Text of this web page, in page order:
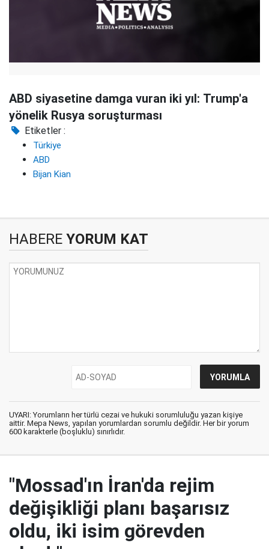
ABD siyasetine damga vuran iki yıl: Trump'a
yönelik Rusya soruşturması
Etiketler :
Türkiye
ABD
Bijan Kian
HABERE YORUM KAT
UYARI: Yorumların her türlü cezai ve hukuki sorumluluğu yazan kişiye
aittir. Mepa News, yapılan yorumlardan sorumlu değildir. Her bir yorum
600 karakterle (boşluklu) sınırlıdır.
"Mossad'ın İran'da rejim
değişikliği planı başarısız
oldu, iki isim görevden